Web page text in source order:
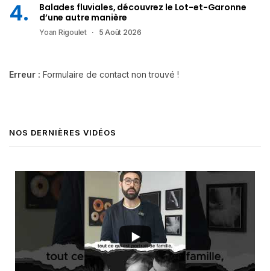
Balades fluviales, découvrez le Lot-et-Garonne
d’une autre manière
Yoan Rigoulet 5 Août 2026
Erreur : Formulaire de contact non trouvé !
NOS DERNIÈRES VIDÉOS